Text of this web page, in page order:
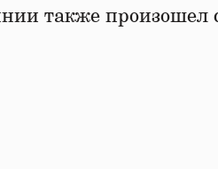
также произошел